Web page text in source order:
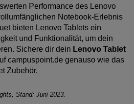
Performance des Lenovo
Notebook-Erlebnis
bieten Lenovo Tablets ein
und Funktionalität, um dein
Sichere dir dein Lenovo Tablet
campuspoint.de genauso wie das
Zubehör.
Stand: Juni 2023.